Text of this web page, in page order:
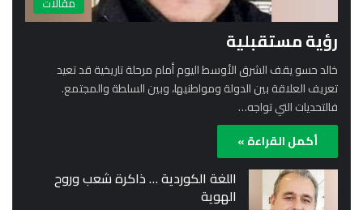
رؤية مستقبلية
خالد حسو يقف الشرق الأوسط اليوم أمام مرحلة تاريخية قد تعيد
تعريف العلاقة بين الدولة ومواطنيها، وبين السلطة والمجتمع.
فالتحديات التي تواجه…
أكمل القراءة »
اللغة الكوردية … ذاكرة شعب وروح
الهوية